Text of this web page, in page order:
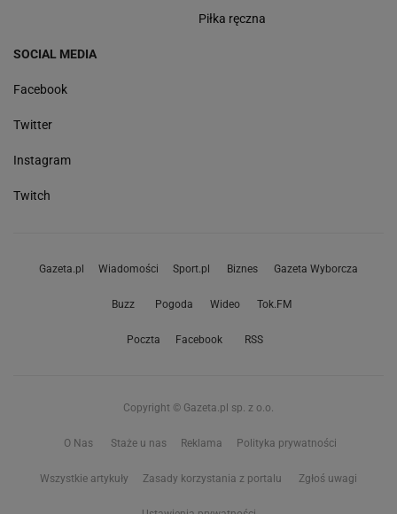
Piłka ręczna
SOCIAL MEDIA
Facebook
Twitter
Instagram
Twitch
Gazeta.pl Wiadomości Sport.pl Biznes Gazeta Wyborcza
Buzz Pogoda Wideo Tok.FM
Poczta Facebook RSS
Copyright © Gazeta.pl sp. z o.o.
O Nas Staże u nas Reklama Polityka prywatności
Wszystkie artykuły Zasady korzystania z portalu Zgłoś uwagi